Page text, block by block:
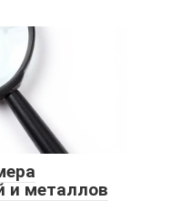
и металлов